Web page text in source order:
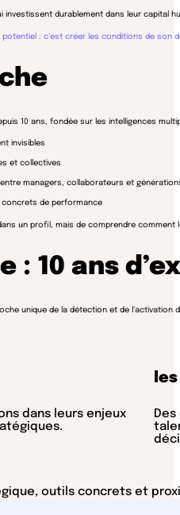
investissent durablement dans leur capital
: c’est créer les conditions de son
10 ans, fondée sur les intelligences
invisibles
et collectives
managers, collaborateurs et
concrets de performance
un profil, mais de comprendre
: 10 ans
unique de la détection et de
dans leurs enjeux
outils concrets et